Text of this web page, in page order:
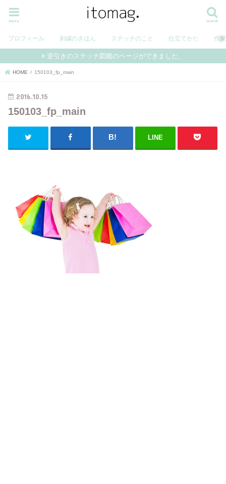
search
menu
プロフィール 刺繍のきほん ステッチのこと 仕立てかた 作
逆引きのステッチ図鑑のページができました。
HOME 150103_fp_main
2016.10.15
150103_fp_main
LINE